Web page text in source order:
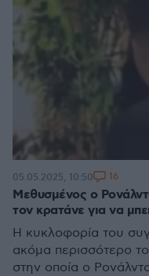
Μεθυσμένος ο
τον κρατάνε για να
Η κυκλοφορία του
ακόμα περισσότερο
στην οποία ο
05.05.2025, 10:50 16